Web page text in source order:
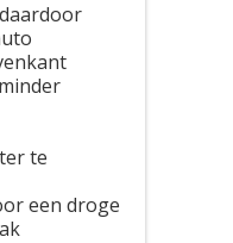
te
een droge